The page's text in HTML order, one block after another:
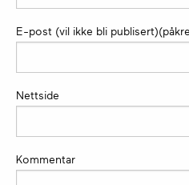
E-post (vil ikke bli
Nettside
Kommentar